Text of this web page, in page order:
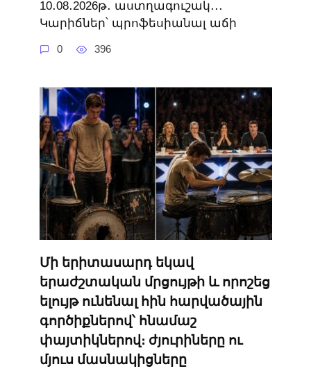
10․08․2026թ․ աստղագուշակ․․․
Կարիճներ՝ պրոֆեսիանալ աճի
0 396
Մի երիտասարդ եկավ
երաժշտական ​​մրցույթի և որոշեց
ելույթ ունենալ հին հարվածային
գործիքներով՝ հնամաշ
փայտիկներով։ ժյուրիները ու
մյուս մասնակիցները